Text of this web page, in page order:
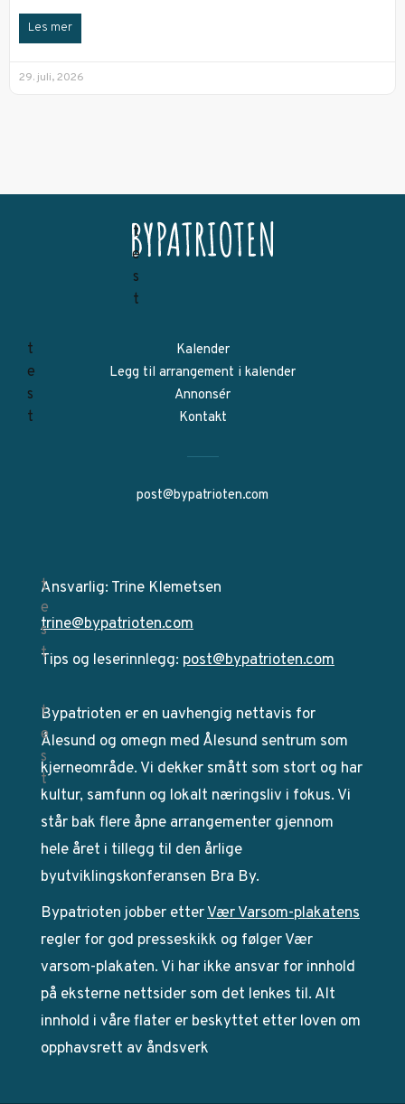
Les mer
29. juli, 2026
Kalender
Legg til arrangement i kalender
Annonsér
Kontakt
post@bypatrioten.com
Ansvarlig: Trine Klemetsen
trine@bypatrioten.com
Tips og leserinnlegg: post@bypatrioten.com
Bypatrioten er en uavhengig nettavis for
Ålesund og omegn med Ålesund sentrum som
kjerneområde. Vi dekker smått som stort og har
kultur, samfunn og lokalt næringsliv i fokus. Vi
står bak flere åpne arrangementer gjennom
hele året i tillegg til den årlige
byutviklingskonferansen Bra By.
Bypatrioten jobber etterVær Varsom-plakatens
regler for god presseskikk og følger Vær
varsom-plakaten. Vi har ikke ansvar for innhold
på eksterne nettsider som det lenkes til. Alt
innhold i våre flater er beskyttet etter loven om
opphavsrett av åndsverk